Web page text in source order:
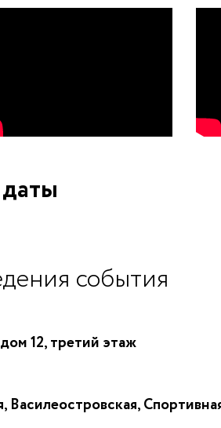
события
12, третий этаж
Василеостровская,